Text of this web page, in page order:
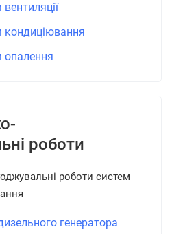
кондиціювання
опалення
роботи
роботи систем
генератора